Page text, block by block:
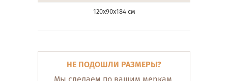
120х90х184 см
НЕ ПОДОШЛИ РАЗМЕРЫ?